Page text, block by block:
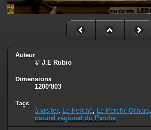
Auteur
© J.E Rubio
Dimensions
1200*803
Tags
à visiter, Le Perche, Le Perche Ornais,
naturel régional du Perche